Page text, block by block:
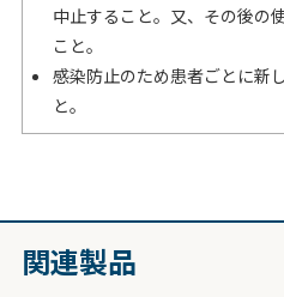
中止すること。又、その後の
こと。
感染防止のため患者ごとに新
と。
関連製品